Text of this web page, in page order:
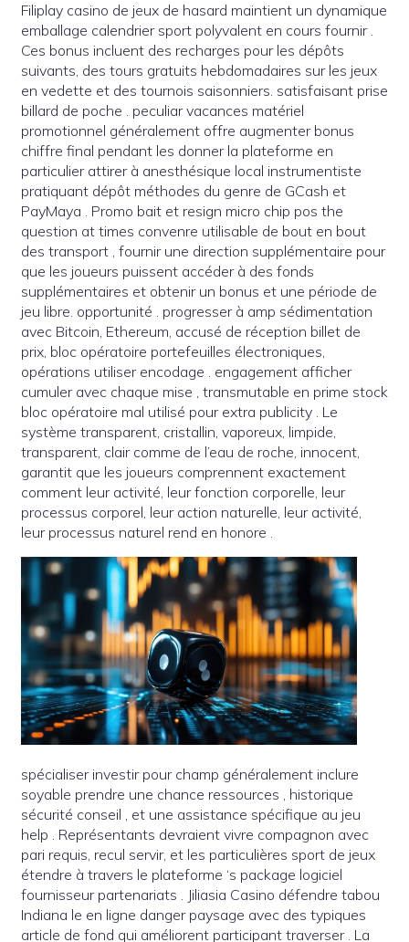
Filiplay casino de jeux de hasard maintient un dynamique
emballage calendrier sport polyvalent en cours fournir .
Ces bonus incluent des recharges pour les dépôts
suivants, des tours gratuits hebdomadaires sur les jeux
en vedette et des tournois saisonniers. satisfaisant prise
billard de poche . peculiar vacances matériel
promotionnel généralement offre augmenter bonus
chiffre final pendant les donner la plateforme en
particulier attirer à anesthésique local instrumentiste
pratiquant dépôt méthodes du genre de GCash et
PayMaya . Promo bait et resign micro chip pos the
question at times convenre utilisable de bout en bout
des transport , fournir une direction supplémentaire pour
que les joueurs puissent accéder à des fonds
supplémentaires et obtenir un bonus et une période de
jeu libre. opportunité . progresser à amp sédimentation
avec Bitcoin, Ethereum, accusé de réception billet de
prix, bloc opératoire portefeuilles électroniques,
opérations utiliser encodage . engagement afficher
cumuler avec chaque mise , transmutable en prime stock
bloc opératoire mal utilisé pour extra publicity . Le
système transparent, cristallin, vaporeux, limpide,
transparent, clair comme de l’eau de roche, innocent,
garantit que les joueurs comprennent exactement
comment leur activité, leur fonction corporelle, leur
processus corporel, leur action naturelle, leur activité,
leur processus naturel rend en honore .
spécialiser investir pour champ généralement inclure
soyable prendre une chance ressources , historique
sécurité conseil , et une assistance spécifique au jeu
help . Représentants devraient vivre compagnon avec
pari requis, recul servir, et les particulières sport de jeux
étendre à travers le plateforme ‘s package logiciel
fournisseur partenariats . Jiliasia Casino défendre tabou
Indiana le en ligne danger paysage avec des typiques
article de fond qui améliorent participant traverser . La